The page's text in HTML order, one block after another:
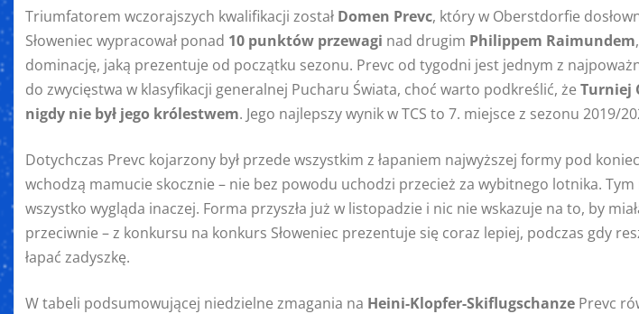
Triumfatorem wczorajszych kwalifikacji został Domen Prevc, który w Oberstdorfie
Słoweniec wypracował ponad 10 punktów przewagi nad drugim Philippem Raimundem
dominację, jaką prezentuje od początku sezonu. Prevc od tygodni jest jednym z
do zwycięstwa w klasyfikacji generalnej Pucharu Świata, choć warto podkreślić, że Turniej
nigdy nie był jego królestwem. Jego najlepszy wynik w TCS to 7. miejsce z sezonu 2019/
Dotychczas Prevc kojarzony był przede wszystkim z łapaniem najwyższej formy pod
wchodzą mamucie skocznie – nie bez powodu uchodzi przecież za wybitnego lotnika.
wszystko wygląda inaczej. Forma przyszła już w listopadzie i nic nie wskazuje na to, by
przeciwnie – z konkursu na konkurs Słoweniec prezentuje się coraz lepiej, podczas gdy
łapać zadyszkę.
W tabeli podsumowującej niedzielne zmagania na Heini-Klopfer-Skiflugschanze Prevc